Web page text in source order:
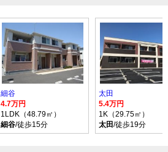
細谷
4.7万円
1LDK（48.79㎡）
細谷/徒歩15分
太田
5.4万円
1K（29.75㎡）
太田/徒歩19分